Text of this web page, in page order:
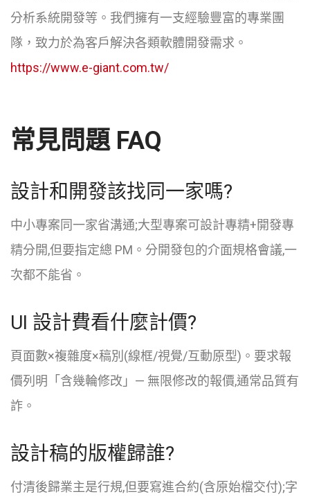
分析系統開發等。我們擁有一支經驗豐富的專業團
隊，致力於為客戶解決各類軟體開發需求。
https://www.e-giant.com.tw/
常見問題 FAQ
設計和開發該找同一家嗎?
中小專案同一家省溝通;大型專案可設計專精+開發專
精分開,但要指定總 PM。分開發包的介面規格會議,一
次都不能省。
UI 設計費看什麼計價?
頁面數×複雜度×稿別(線框/視覺/互動原型)。要求報
價列明「含幾輪修改」— 無限修改的報價,通常品質有
詐。
設計稿的版權歸誰?
付清後歸業主是行規,但要寫進合約(含原始檔交付);字